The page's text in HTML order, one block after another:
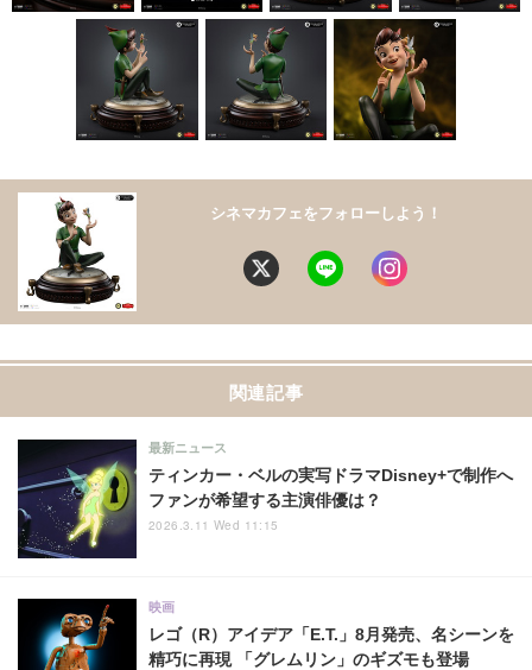
シネマカフェをフォローしよう！
関連記事
ティンカー・ベルの実写ドラマDisney+で制作へ
ファンが希望する主演俳優は？
最新ニュース
2026.3.11 Wed 11:15
レゴ（R）アイデア「E.T.」8月発売、名シーンを
精巧に再現 「グレムリン」のギズモも登場
映画